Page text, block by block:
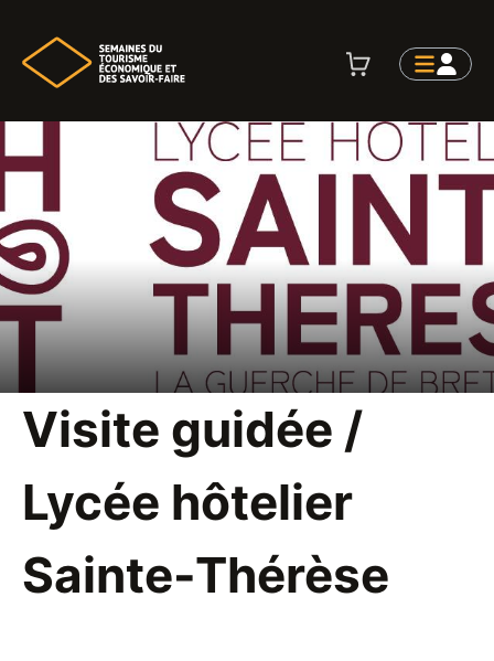
Visite guidée /
Lycée hôtelier
Sainte-Thérèse